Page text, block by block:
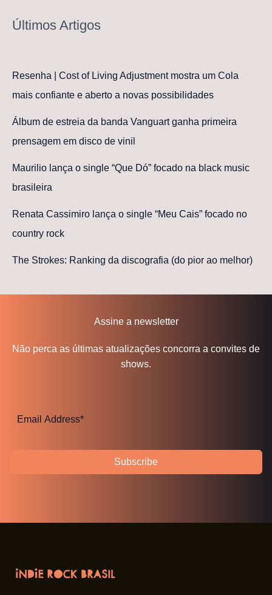
Últimos Artigos
Resenha | Cost of Living Adjustment mostra um Cola
mais confiante e aberto a novas possibilidades
Álbum de estreia da banda Vanguart ganha primeira
prensagem em disco de vinil
Maurilio lança o single “Que Dó” focado na black music
brasileira
Renata Cassimiro lança o single “Meu Cais” focado no
country rock
The Strokes: Ranking da discografia (do pior ao melhor)
Assine a newsletter
Não perca as últimas atualizações concorra a convites de
shows.
Subscribe